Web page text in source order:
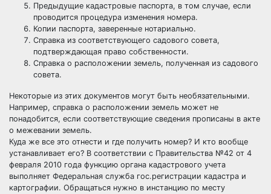
Предыдущие кадастровые паспорта, в том случае, если
проводится процедура изменения номера.
Копии паспорта, заверенные нотариально.
Справка из соответствующего садового совета,
подтверждающая право собственности.
Справка о расположении земель, полученная из садового
совета.
Некоторые из этих документов могут быть необязательными.
Например, справка о расположении земель может не
понадобится, если соответствующие сведения прописаны в акте
о межевании земель.
Куда же все это отнести и где получить номер? И кто вообще
устанавливает его? В соответствии с Правительства №42 от 4
февраля 2010 года функцию органа кадастрового учета
выполняет Федеральная служба гос.регистрации кадастра и
картографии. Обращаться нужно в инстанцию по месту